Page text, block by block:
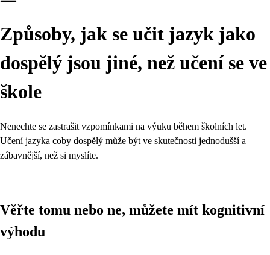
Způsoby, jak se učit jazyk jako
dospělý jsou jiné, než učení se ve
škole
Nenechte se zastrašit vzpomínkami na výuku během školních let.
Učení jazyka coby dospělý může být ve skutečnosti jednodušší a
zábavnější, než si myslíte.
Věřte tomu nebo ne, můžete mít kognitivní
výhodu